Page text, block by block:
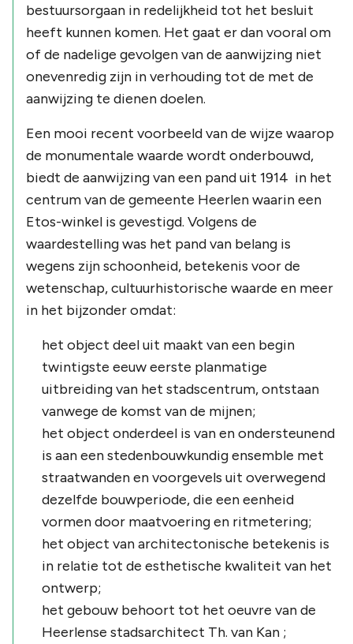
bestuursorgaan in redelijkheid tot het besluit
heeft kunnen komen. Het gaat er dan vooral om
of de nadelige gevolgen van de aanwijzing niet
onevenredig zijn in verhouding tot de met de
aanwijzing te dienen doelen.
Een mooi recent voorbeeld van de wijze waarop
de monumentale waarde wordt onderbouwd,
biedt de aanwijzing van een pand uit 1914 in het
centrum van de gemeente Heerlen waarin een
Etos-winkel is gevestigd. Volgens de
waardestelling was het pand van belang is
wegens zijn schoonheid, betekenis voor de
wetenschap, cultuurhistorische waarde en meer
in het bijzonder omdat:
het object deel uit maakt van een begin
twintigste eeuw eerste planmatige
uitbreiding van het stadscentrum, ontstaan
vanwege de komst van de mijnen;
het object onderdeel is van en ondersteunend
is aan een stedenbouwkundig ensemble met
straatwanden en voorgevels uit overwegend
dezelfde bouwperiode, die een eenheid
vormen door maatvoering en ritmetering;
het object van architectonische betekenis is
in relatie tot de esthetische kwaliteit van het
ontwerp;
het gebouw behoort tot het oeuvre van de
Heerlense stadsarchitect Th. van Kan ;